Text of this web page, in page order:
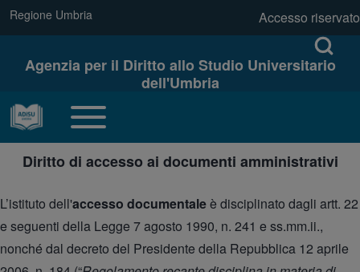
Skip to main navigation
link regione
Regione Umbria
(opens in new tab) Menu profilo
Accesso riservato
Open
Close search
Cerca
Open Search
Agenzia per il Diritto allo Studio Universitario
dell'Umbria
Navigazione principale
Toggle main menu
Diritto di accesso ai documenti amministrativi
L’istituto dell'accesso documentaleè disciplinato dagli artt. 22
e seguenti della Legge 7 agosto 1990, n. 241 e ss.mm.ii.,
nonché dal decreto del Presidente della Repubblica 12 aprile